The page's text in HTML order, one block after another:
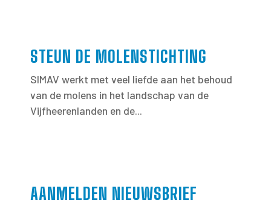
STEUN DE MOLENSTICHTING
SIMAV werkt met veel liefde aan het behoud
van de molens in het landschap van de
Vijfheerenlanden en de...
AANMELDEN NIEUWSBRIEF